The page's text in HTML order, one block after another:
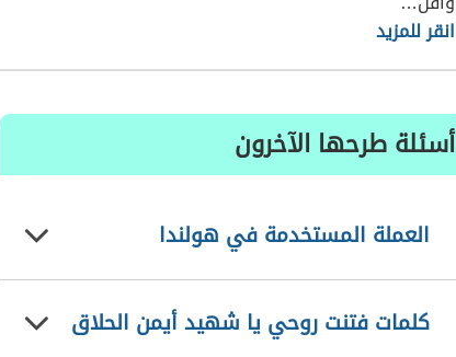
انقر للمزيد
أسئلة طرحها الآخرون
العملة المستخدمة في هولندا
كلمات فتنت روحي يا شهيد أيمن الحلاق